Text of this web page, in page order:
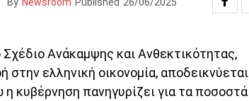
Ανάκαμψης και Ανθεκτικότητας,
στην ελληνική οικονομία, αποδεικνύεται
η κυβέρνηση πανηγυρίζει για τα ποσοστά